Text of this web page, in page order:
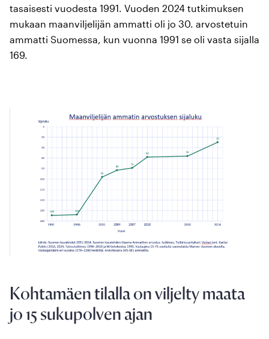
tasaisesti vuodesta 1991. Vuoden 2024 tutkimuksen
mukaan maanviljelijän ammatti oli jo 30. arvostetuin
ammatti Suomessa, kun vuonna 1991 se oli vasta sijalla
169.
Kohtamäen tilalla on viljelty maata
jo 15 sukupolven ajan